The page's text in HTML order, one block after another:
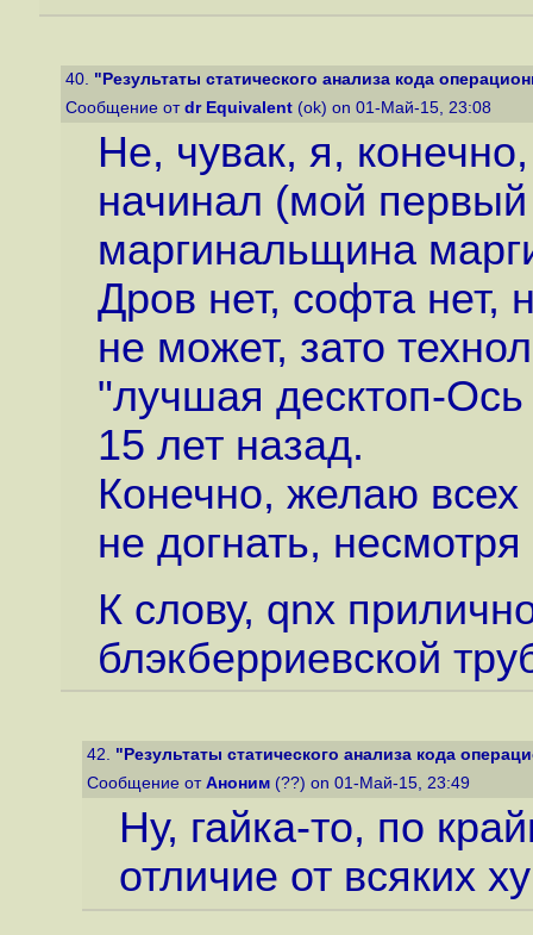
40. "Результаты статического анализа кода
Сообщение от dr Equivalent (ok) on 01-Май-15, 23:08
Не, чувак, я,
начинал (мой
маргинальщина
Дров нет, софта нет,
не может, зато
"лучшая десктоп-
15 лет назад.
Конечно, желаю всех
не догнать,
К слову, qnx
блэкберриевской
42. "Результаты статического анализа кода
Сообщение от Аноним (??) on 01-Май-15, 23:49
Ну, гайка-то, по
отличие от всяких